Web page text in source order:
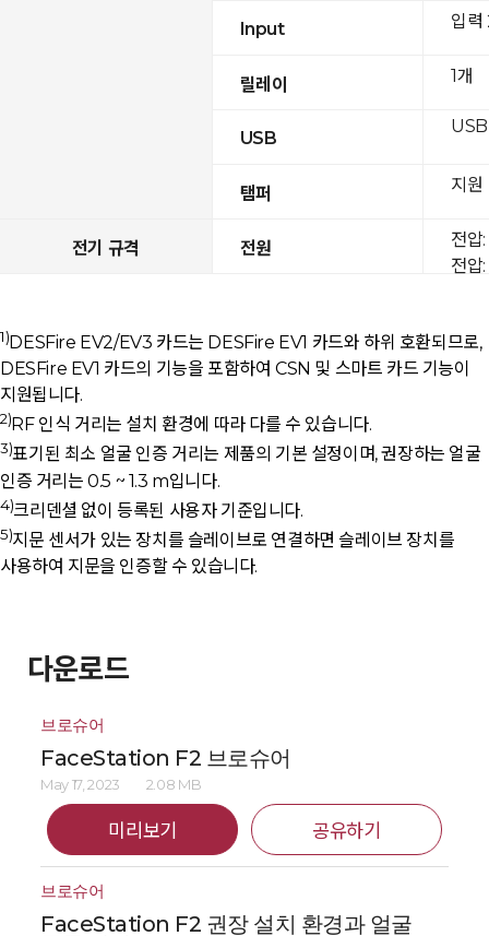
Input
릴레이
USB
탬퍼
전기 규격 전원
입력
1개
지원
전압
전압
1)DESFire EV2/EV3 카드는 DESFire EV1 카드와 하위 호환되므로,
DESFire EV1 카드의 기능을 포함하여 CSN 및 스마트 카드 기능이
지원됩니다.
2)RF 인식 거리는 설치 환경에 따라 다를 수 있습니다.
3)표기된 최소 얼굴 인증 거리는 제품의 기본 설정이며, 권장하는 얼굴
인증 거리는 0.5 ~ 1.3 m입니다.
4)크리덴셜 없이 등록된 사용자 기준입니다.
5)지문 센서가 있는 장치를 슬레이브로 연결하면 슬레이브 장치를
사용하여 지문을 인증할 수 있습니다.
다운로드
브로슈어
FaceStation F2 브로슈어
May 17, 2023 2.08 MB
미리보기 공유하기
브로슈어
FaceStation F2 권장 설치 환경과 얼굴